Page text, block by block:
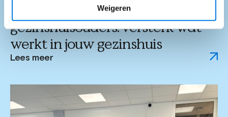
Weigeren
PMTO-scholing voor
gezinshuisouders: versterk wat
werkt in jouw gezinshuis
Lees meer